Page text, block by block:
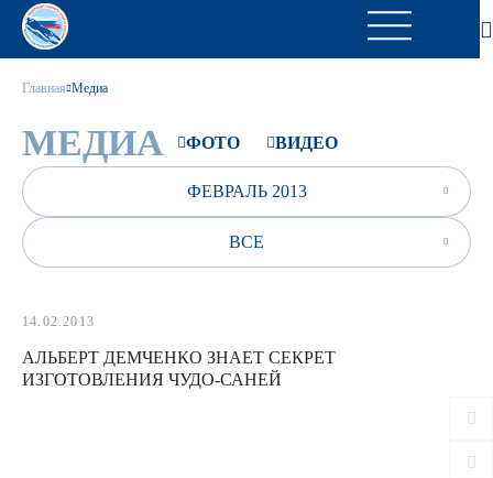
Главная Медиа
МЕДИА ФОТО ВИДЕО
ФЕВРАЛЬ 2013
ВСЕ
14.02.2013
АЛЬБЕРТ ДЕМЧЕНКО ЗНАЕТ СЕКРЕТ
ИЗГОТОВЛЕНИЯ ЧУДО-САНЕЙ